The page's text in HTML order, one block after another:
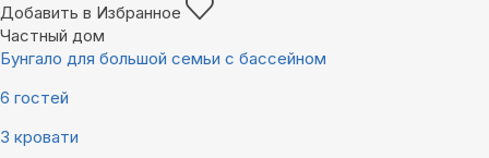
Добавить в Избранное
Частный дом
Бунгало для большой семьи с бассейном
6 гостей
3 кровати